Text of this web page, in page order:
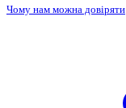
Чому нам можна довіряти